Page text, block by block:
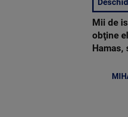
Mii de
obţine
Hamas,